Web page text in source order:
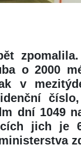
o 2000
v
číslo,
dní 1049
jich je